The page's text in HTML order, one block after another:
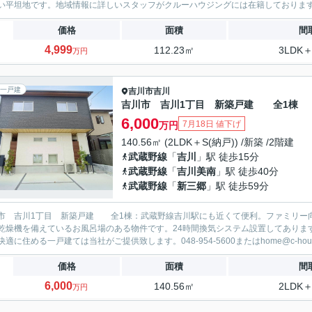
平坦地です。地域情報に詳しいスタッフがクルーハウジングには在籍しており
価格 面積 間
4,999万円 112.23㎡ 3LDK
戸建 吉川市吉川
吉川市 吉川1丁目 新築戸建 全1棟
6,000万円 7月18日 値下げ
140.56㎡ (2LDK＋S(納戸)) /新築 /2階建
武蔵野線 「吉川
」駅 徒歩15分
武蔵野線 「吉川美南 」駅 徒歩40分
武蔵野線 「新三郷 」駅 徒歩59分
吉川1丁目 新築戸建 全1棟：武蔵野線吉川駅にも近くて便利。ファミリー
燥機を備えているお風呂場のある物件です。24時間換気システム設置してあり
適に住める一戸建ては当社がご提供致します。048-954-5600またはhome@c-
価格 面積 間
6,000万円 140.56㎡ 2LDK